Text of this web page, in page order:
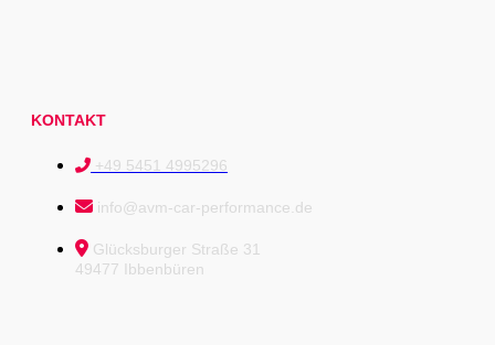
KONTAKT
+49 5451 4995296
info@avm-car-performance.de
Glücksburger Straße 31
49477 Ibbenbüren